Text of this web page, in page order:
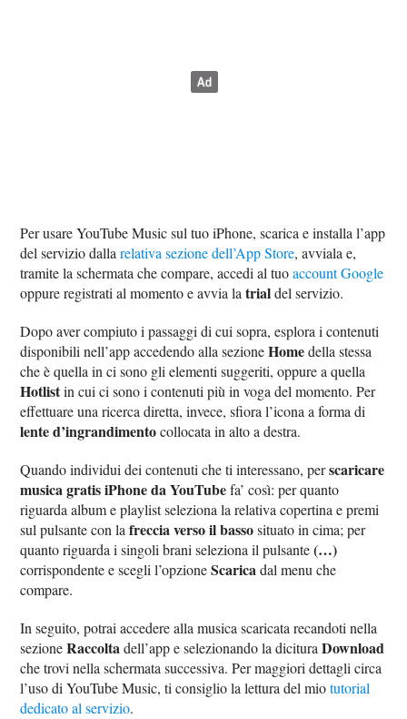
Per usare YouTube Music sul tuo iPhone, scarica e installa l’app
del servizio dallarelativa sezione dell’App Store, avviala e,
tramite la schermata che compare, accedi al tuoaccount Google
oppure registrati al momento e avvia latrialdel servizio.
Dopo aver compiuto i passaggi di cui sopra, esplora i contenuti
disponibili nell’app accedendo alla sezioneHomedella stessa
che è quella in ci sono gli elementi suggeriti, oppure a quella
Hotlistin cui ci sono i contenuti più in voga del momento. Per
effettuare una ricerca diretta, invece, sfiora l’icona a forma di
lente d’ingrandimentocollocata in alto a destra.
Quando individui dei contenuti che ti interessano, perscaricare
musica gratis iPhone da YouTubefa’ così: per quanto
riguarda album e playlist seleziona la relativa copertina e premi
sul pulsante con lafreccia verso il bassosituato in cima; per
quanto riguarda i singoli brani seleziona il pulsante(…)
corrispondente e scegli l’opzioneScaricadal menu che
compare.
In seguito, potrai accedere alla musica scaricata recandoti nella
sezioneRaccoltadell’app e selezionando la dicituraDownload
che trovi nella schermata successiva. Per maggiori dettagli circa
l’uso di YouTube Music, ti consiglio la lettura del miotutorial
dedicato al servizio.